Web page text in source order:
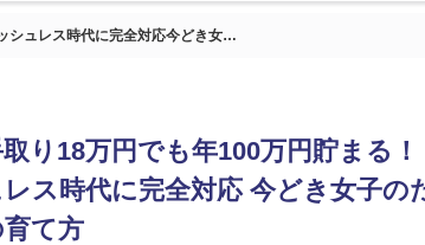
シュレス時代に完全対応今どき女…
り18万円でも年100万円貯まる
レス時代に完全対応 今どき女子の
て方